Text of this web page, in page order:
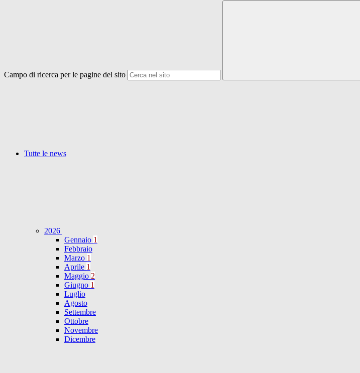
Campo di ricerca per le pagine del sito
Tutte le news
2026
Gennaio 1
Febbraio
Marzo 1
Aprile 1
Maggio 2
Giugno 1
Luglio
Agosto
Settembre
Ottobre
Novembre
Dicembre